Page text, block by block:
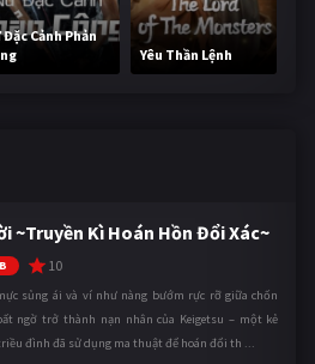
Đặc Cảnh Phản
Yêu Thần Lệnh
~Truyền Kì Hoán Hồn Đổi Xác~
10
sủng ái và ví như nàng bướm rực rỡ giữa chốn
ngờ trở thành nạn nhân của Keigetsu – một kẻ
đình đã sử dụng ma thuật để hoán đổi th ...